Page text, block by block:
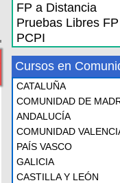
FP a Distancia
Pruebas Libres FP
PCPI
Cursos en
CATALUÑA
COMUNIDAD DE
ANDALUCÍA
COMUNIDAD
PAÍS VASCO
GALICIA
CASTILLA Y LEÓN